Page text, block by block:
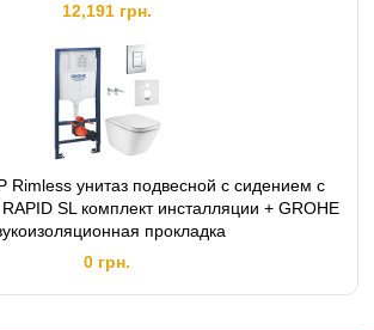
12,191 грн.
Rimless унитаз подвесной с сидением с
SL комплект инсталляции + GROHE
прокладка
0 грн.